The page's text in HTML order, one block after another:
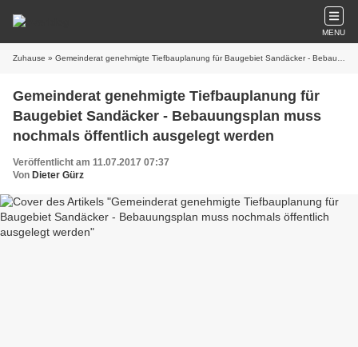
MENU
Zuhause » Gemeinderat genehmigte Tiefbauplanung für Baugebiet Sandäcker - Bebauungsplan muss nochmals öffentlich ausgelegt werden
Gemeinderat genehmigte Tiefbauplanung für
Baugebiet Sandäcker - Bebauungsplan muss
nochmals öffentlich ausgelegt werden
Veröffentlicht am 11.07.2017 07:37
Von Dieter Gürz